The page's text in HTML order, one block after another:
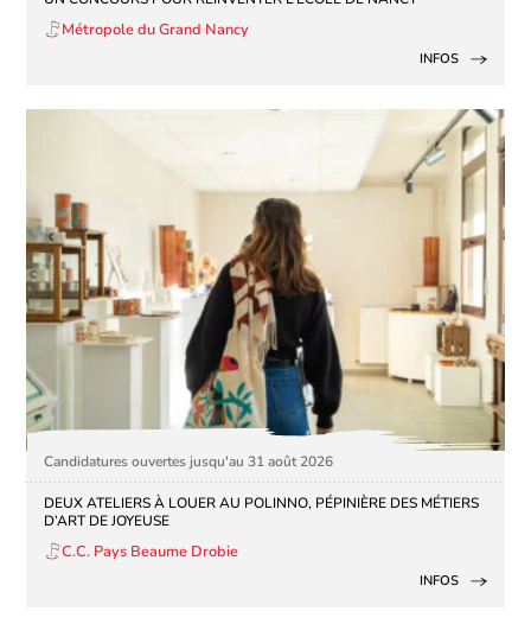
Métropole du Grand Nancy
INFOS
Candidatures ouvertes jusqu'au 31 août 2026
DEUX ATELIERS À LOUER AU POLINNO, PÉPINIÈRE DES MÉTIERS
D’ART DE JOYEUSE
C.C. Pays Beaume Drobie
INFOS